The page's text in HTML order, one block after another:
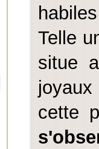
Telle
situe
cette